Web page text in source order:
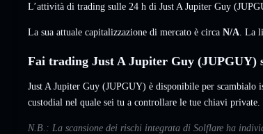
L’attività di trading sulle 24 h di Just A Jupiter Guy
La sua attuale capitalizzazione di mercato è circa N/A . La
Fai trading Just A Jupiter Guy (JUPGUY)
Just A Jupiter Guy (JUPGUY) è disponibile per scambialo
custodial nel quale sei tu a controllare le tue chiavi private.
N.B.: La scansione dei rischi integrata di Solflare ha